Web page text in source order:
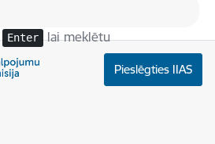
Enter lai meklētu
Pieslēgties IIAS